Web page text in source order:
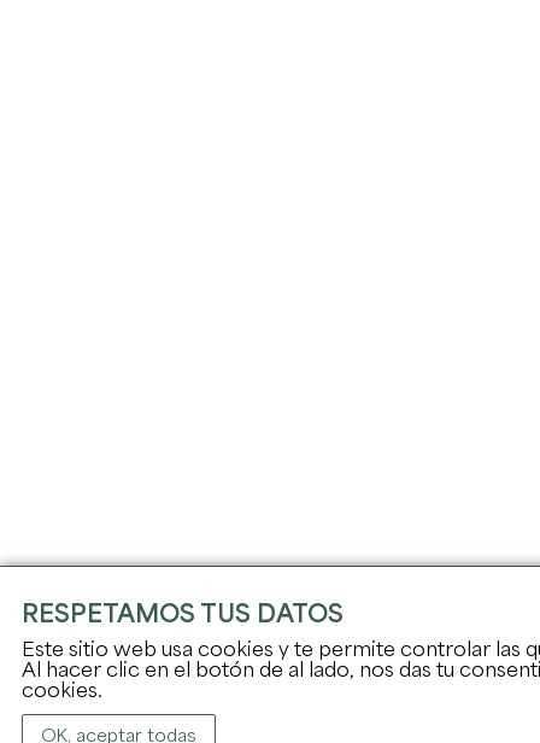
RESPETAMOS TUS DATOS
Este sitio web usa cookies y te permite controlar las
Al hacer clic en el botón de al lado, nos das tu
cookies.
OK, aceptar todas